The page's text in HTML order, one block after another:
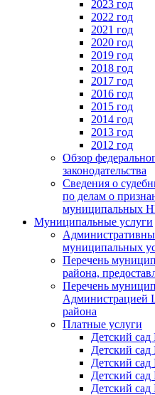
2023 год
2022 год
2021 год
2020 год
2019 год
2018 год
2017 год
2016 год
2015 год
2014 год
2013 год
2012 год
Обзор
законодательства
Сведения о
по делам о
муниципальных
Муниципальные услуги
муниципальных
Перечень
района,
Перечень
Администрацией
района
Платные услуги
Детский
Детский
Детский
Детский
Детский